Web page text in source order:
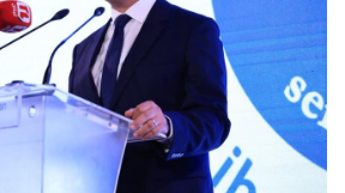
الرياضة
منوّعات
حظّك اليوم